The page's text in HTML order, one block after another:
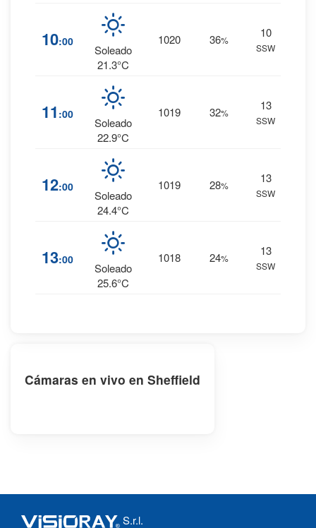
10:00
Soleado
21.3°C
1020 36%
10
SSW
11 :00
Soleado
22.9°C
1019 32%
13
SSW
12:00
Soleado
24.4°C
1019 28%
13
SSW
13:00
Soleado
25.6°C
1018 24%
13
SSW
Cámaras en vivo en Sheffield
S.r.l.